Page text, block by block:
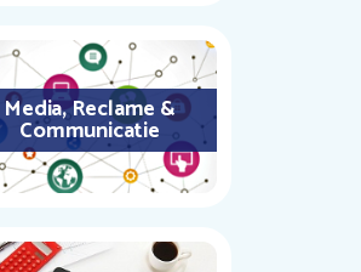
Media, Reclame &
Communicatie